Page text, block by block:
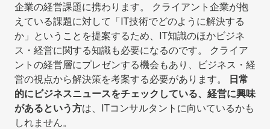
企業の経営課題に携わります。 クライアント企業が抱
えている課題に対して「IT技術でどのように解決する
か」ということを提案するため、IT知識のほかビジネ
ス・経営に関する知識も必要になるのです。 クライア
ントの経営層にプレゼンする機会もあり、ビジネス・経
営の視点から解決策を考案する必要があります。
日常
的にビジネスニュースをチェックしている、経営に興味
があるという方は、ITコンサルタントに向いているかも
しれません。